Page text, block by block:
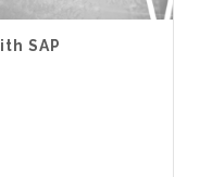
SAP